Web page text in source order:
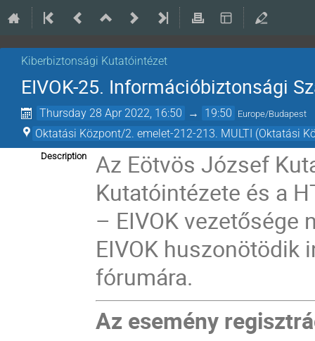
Kiberbiztonsági Kutatóintézet
EIVOK-25. Információbiztonsági
Thursday 28 Apr 2022, 16:50 → 19:50 Europe/Budapest
Oktatási Központ/2. emelet-212-213. MULTI (Oktatási
Description
Az Eötvös József
Kutatóintézete és a
– EIVOK vezetősége
EIVOK
fórumára.
Az esemény